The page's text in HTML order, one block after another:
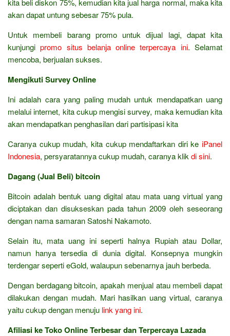
kita beli diskon 75%, kemudian kita jual harga normal, maka kita
akan dapat untung sebesar 75% pula.
Untuk membeli barang promo untuk dijual lagi, dapat kita
kunjungipromo situs belanja online terpercaya ini. Selamat
mencoba, berjualan sukses.
Mengikuti Survey Online
Ini adalah cara yang paling mudah untuk mendapatkan uang
melalui internet, kita cukup mengisi survey, maka kemudian kita
akan mendapatkan penghasilan dari partisipasi kita
Caranya cukup mudah, kita cukup mendaftarkan diri ke iPanel
Indonesia, persyaratannya cukup mudah, caranya klik di sini.
Dagang (Jual Beli) bitcoin
Bitcoin adalah bentuk uang digital atau mata uang virtual yang
diciptakan dan disukseskan pada tahun 2009 oleh seseorang
dengan nama samaran Satoshi Nakamoto.
Selain itu, mata uang ini seperti halnya Rupiah atau Dollar,
namun hanya tersedia di dunia digital. Konsepnya mungkin
terdengar seperti eGold, walaupun sebenarnya jauh berbeda.
Dengan berdagang bitcoin, apakah menjual atau membeli dapat
dilakukan dengan mudah. Mari hasilkan uang virtual, caranya
yaitu cukup dengan menuju link yang ini.
Afiliasi ke Toko Online Terbesar dan Terpercaya Lazada